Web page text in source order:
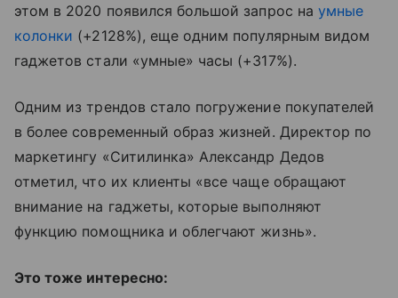
этом в 2020 появился большой запрос на умные
колонки (+2128%), еще одним популярным видом
гаджетов стали «умные» часы (+317%).
Одним из трендов стало погружение покупателей
в более современный образ жизней. Директор по
маркетингу «Ситилинка» Александр Дедов
отметил, что их клиенты «все чаще обращают
внимание на гаджеты, которые выполняют
функцию помощника и облегчают жизнь».
Это тоже интересно: